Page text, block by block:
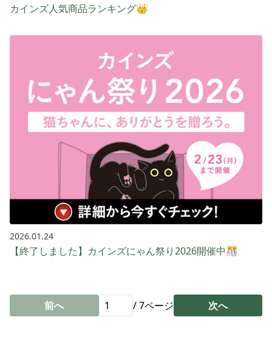
カインズ人気商品ランキング👑
2026.01.24
【終了しました】カインズにゃん祭り2026開催中🎊
前へ /7ページ 次へ